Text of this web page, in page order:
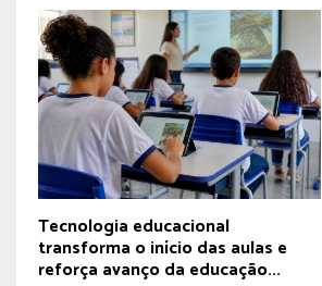
Tecnologia educacional
transforma o início das aulas e
reforça avanço da educação...